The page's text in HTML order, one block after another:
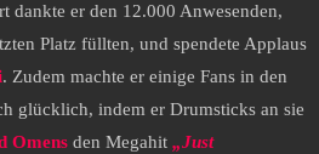
dankte er den 12.000 Anwesenden,
Platz füllten, und spendete Applaus
. Zudem machte er einige Fans in den
glücklich, indem er Drumsticks an sie
Omens den Megahit „Just